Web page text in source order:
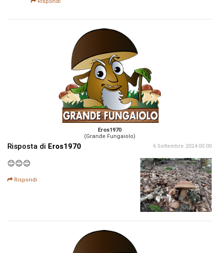
Eros1970
(Grande Fungaiolo)
Risposta di Eros1970 6 Settembre 2024 00:00
😊😊😊
Rispondi